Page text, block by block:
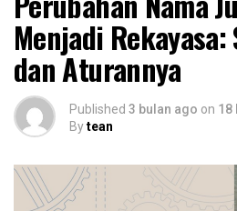
Menjadi
dan Aturannya
Published 3 bulan ago on 18
Bytean